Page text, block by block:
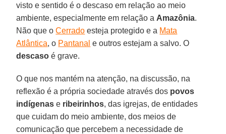
visto e sentido é o descaso em relação ao meio
ambiente, especialmente em relação a Amazônia.
Não que oCerrado esteja protegido e a Mata
Atlântica, o Pantanal e outros estejam a salvo. O
descaso é grave.
O que nos mantém na atenção, na discussão, na
reflexão é a própria sociedade através dos povos
indígenas e ribeirinhos, das igrejas, de entidades
que cuidam do meio ambiente, dos meios de
comunicação que percebem a necessidade de